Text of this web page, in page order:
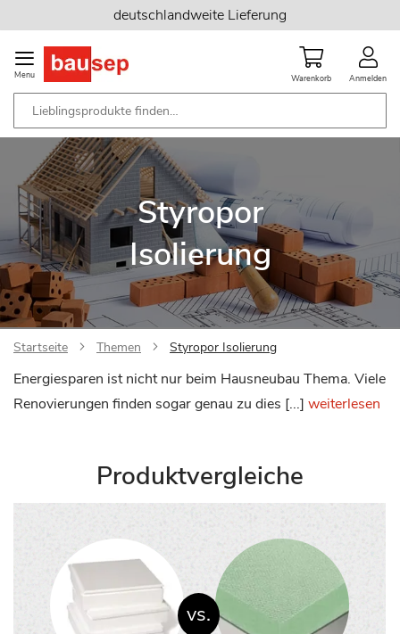
Inhalt
springen
deutschlandweite Lieferung
Menu Warenkorb Anmelden
Styropor
Isolierung
Startseite Themen Styropor Isolierung
Energiesparen ist nicht nur beim Hausneubau Thema. Viele
Renovierungen finden sogar genau zu dies [...] weiterlesen
Produktvergleiche
vs.